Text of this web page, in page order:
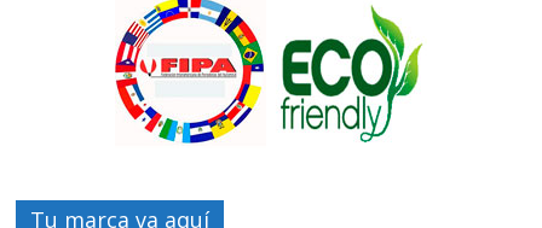
Tu marca va aquí